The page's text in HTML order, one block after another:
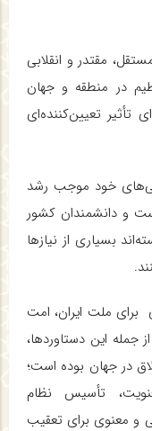
مقتدر و انقلابی
در منطقه و جهان
تأثیر تعیین‌کننده‌ای
خود موجب رشد
و دانشمندان کشور
بسیاری از نیازها
برای ملت ایران، امت
این دستاوردها،
در جهان بوده است؛
تأسیس نظام
برای تعقیب